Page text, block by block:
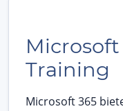
Training
Microsoft 365